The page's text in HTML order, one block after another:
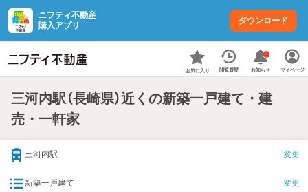
ニフティ不動産
購入アプリ
ダウンロード
お気に入り 閲覧履歴 お知らせ マイページ
三河内駅（長崎県）近くの新築一戸建て・建
売・一軒家
三河内駅 変更
新築一戸建て 変更